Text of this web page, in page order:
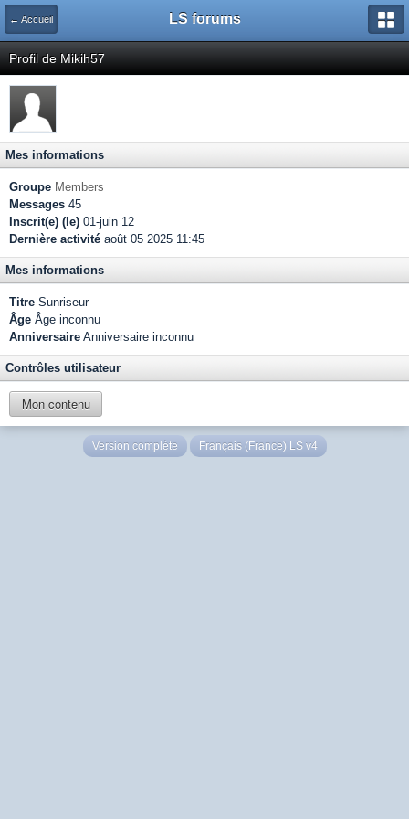
← Accueil LS forums
Profil de Mikih57
Mes informations
Groupe Members
Messages 45
Inscrit(e) (le) 01-juin 12
Dernière activité août 05 2025 11:45
Mes informations
Titre Sunriseur
Âge Âge inconnu
Anniversaire Anniversaire inconnu
Contrôles utilisateur
Mon contenu
Version complète Français (France) LS v4